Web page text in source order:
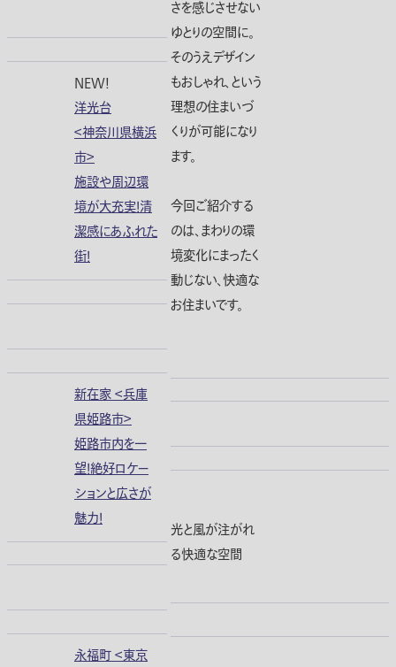
NEW!
洋光台
＜神奈川県横浜
市＞
施設や周辺環
境が大充実！清
潔感にあふれた
街！
新在家 ＜兵庫
県姫路市＞
姫路市内を一
望！絶好ロケー
ションと広さが
魅力！
永福町 ＜東京
さを感じさせない
ゆとりの空間に。
そのうえデザイン
もおしゃれ、という
理想の住まいづ
くりが可能になり
ます。
今回ご紹介する
のは、まわりの環
境変化にまったく
動じない、快適な
お住まいです。
光と風が注がれ
る快適な空間